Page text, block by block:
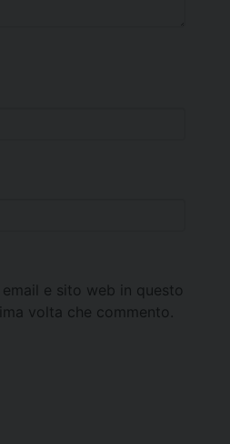
e sito web in questo
volta che commento.